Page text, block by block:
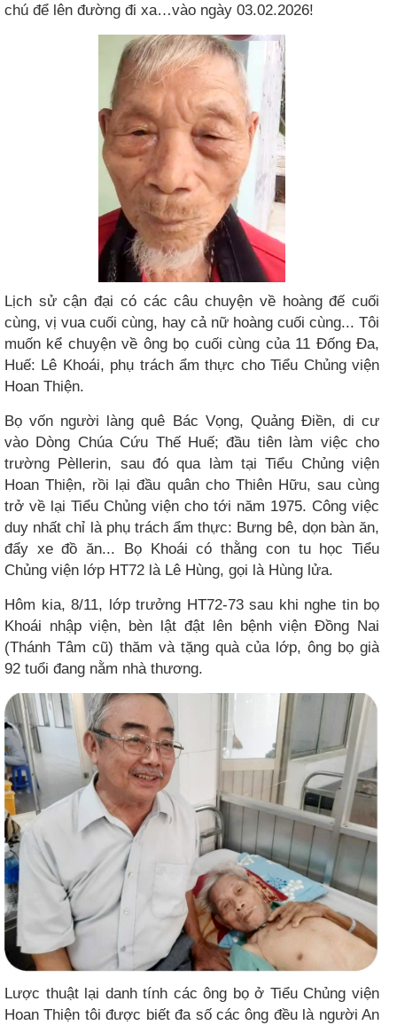
chú để lên đường đi xa…vào ngày 03.02.2026!
Lịch sử cận đại có các câu chuyện về hoàng đế cuối
cùng, vị vua cuối cùng, hay cả nữ hoàng cuối cùng... Tôi
muốn kể chuyện về ông bọ cuối cùng của 11 Đống Đa,
Huế: Lê Khoái, phụ trách ẩm thực cho Tiểu Chủng viện
Hoan Thiện.
Bọ vốn người làng quê Bác Vọng, Quảng Điền, di cư
vào Dòng Chúa Cứu Thế Huế; đầu tiên làm việc cho
trường Pèllerin, sau đó qua làm tại Tiểu Chủng viện
Hoan Thiện, rồi lại đầu quân cho Thiên Hữu, sau cùng
trở về lại Tiểu Chủng viện cho tới năm 1975. Công việc
duy nhất chỉ là phụ trách ẩm thực: Bưng bê, dọn bàn ăn,
đẩy xe đồ ăn... Bọ Khoái có thằng con tu học Tiểu
Chủng viện lớp HT72 là Lê Hùng, gọi là Hùng lửa.
Hôm kia, 8/11, lớp trưởng HT72-73 sau khi nghe tin bọ
Khoái nhập viện, bèn lật đật lên bệnh viện Đồng Nai
(Thánh Tâm cũ) thăm và tặng quà của lớp, ông bọ già
92 tuổi đang nằm nhà thương.
Lược thuật lại danh tính các ông bọ ở Tiểu Chủng viện
Hoan Thiện tôi được biết đa số các ông đều là người An